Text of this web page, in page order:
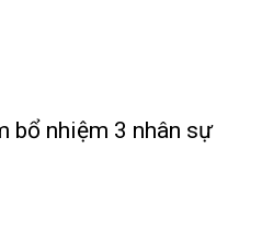
bổ nhiệm 3 nhân sự